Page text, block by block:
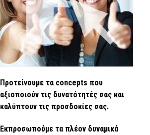
Προτείνουμε τα concepts που
αξιοποιούν τις δυνατότητές σας και
καλύπτουν τις προσδοκίες σας.
Εκπροσωπούμε τα πλέον δυναμικά